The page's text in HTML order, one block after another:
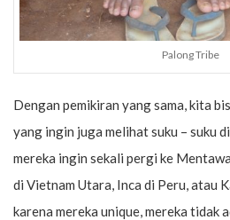
Palong Tribe
Dengan pemikiran yang sama, kita
yang ingin juga melihat suku – suku
mereka ingin sekali pergi ke
di Vietnam Utara, Inca di Peru, atau
karena mereka unique, mereka tidak